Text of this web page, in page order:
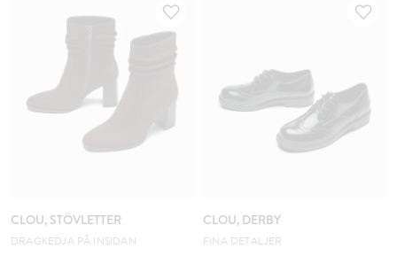
CLOU, STÖVLETTER
DRAGKEDJA PÅ INSIDAN
CLOU, DERBY
FINA DETALJER